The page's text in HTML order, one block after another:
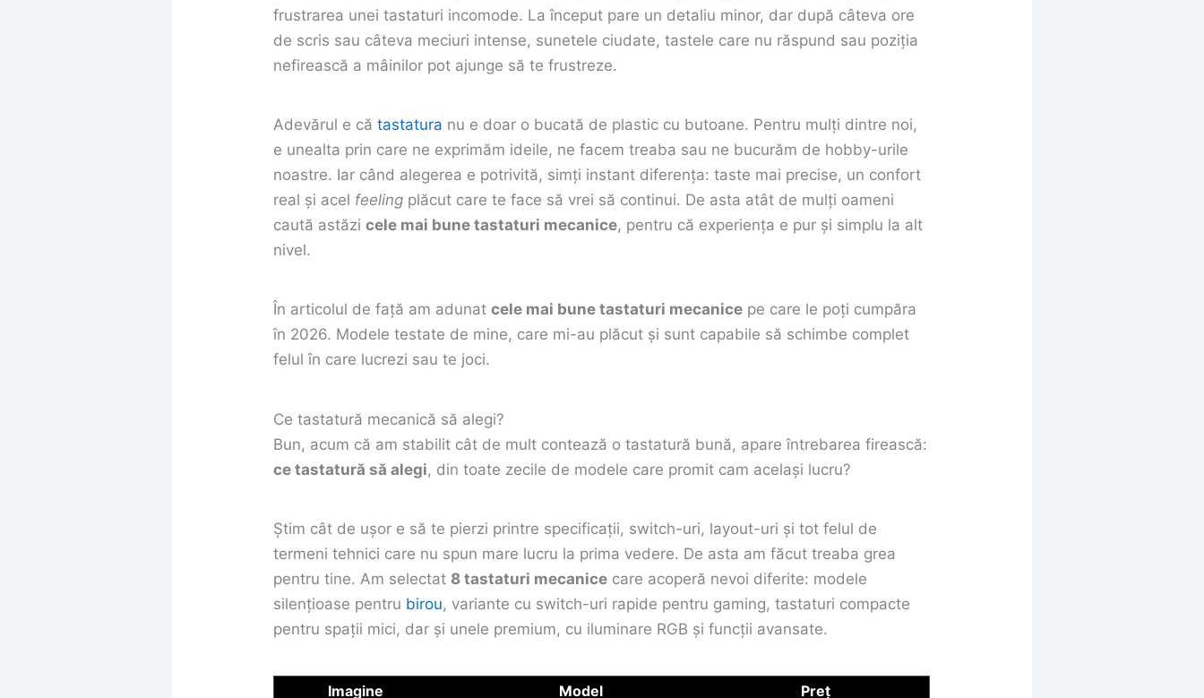
frustrarea unei tastaturi incomode. La început pare un detaliu minor, dar după câteva ore
de scris sau câteva meciuri intense, sunetele ciudate, tastele care nu răspund sau poziția
nefirească a mâinilor pot ajunge să te frustreze.
Adevărul e cătastatura nu e doar o bucată de plastic cu butoane. Pentru mulți dintre noi,
e unealta prin care ne exprimăm ideile, ne facem treaba sau ne bucurăm de hobby-urile
noastre. Iar când alegerea e potrivită, simți instant diferența: taste mai precise, un confort
real și acel feeling plăcut care te face să vrei să continui. De asta atât de mulți oameni
caută astăzicele mai bune tastaturi mecanice, pentru că experiența e pur și simplu la alt
nivel.
În articolul de față am adunatcele mai bune tastaturi mecanice pe care le poți cumpăra
în 2026. Modele testate de mine, care mi-au plăcut și sunt capabile să schimbe complet
felul în care lucrezi sau te joci.
Ce tastatură mecanică să alegi?
Bun, acum că am stabilit cât de mult contează o tastatură bună, apare întrebarea firească:
ce tastatură să alegi, din toate zecile de modele care promit cam același lucru?
Știm cât de ușor e să te pierzi printre specificații, switch-uri, layout-uri și tot felul de
termeni tehnici care nu spun mare lucru la prima vedere. De asta am făcut treaba grea
pentru tine. Am selectat 8 tastaturi mecanice care acoperă nevoi diferite: modele
silențioase pentru birou, variante cu switch-uri rapide pentru gaming, tastaturi compacte
pentru spații mici, dar și unele premium, cu iluminare RGB și funcții avansate.
Imagine Model Preț